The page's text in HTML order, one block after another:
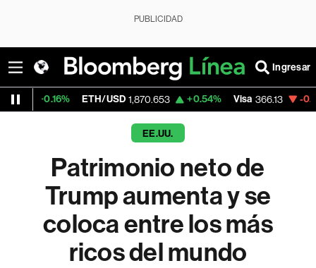
PUBLICIDAD
Ingresar
ETH/USD 1,870.653 +0.54% Visa 366.13 -0.04%
EE.UU.
Patrimonio neto de
Trump aumenta y se
coloca entre los más
ricos del mundo